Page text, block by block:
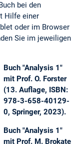
bei den
Hilfe einer
oder im Browser
Sie im jeweiligen
Buch "Analysis 1"
mit Prof. O. Forster
(13. Auflage, ISBN:
978-3-658-40129-
0, Springer, 2023).
Buch "Analysis 1"
mit Prof. M. Brokate